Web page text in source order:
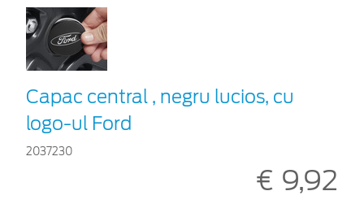
Capac central , negru lucios, cu
logo-ul Ford
2037230
€ 9,92